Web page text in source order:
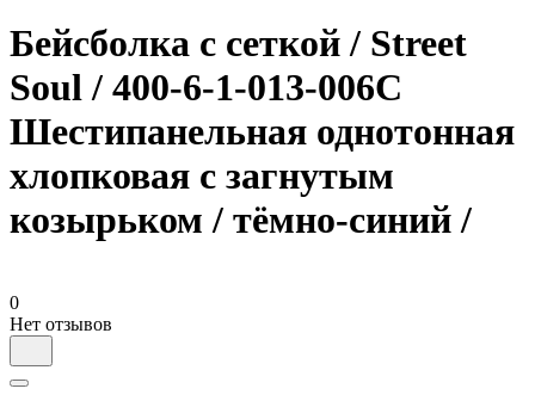
Бейсболка с сеткой / Street
Soul / 400-6-1-013-006C
Шестипанельная однотонная
хлопковая с загнутым
козырьком / тёмно-синий /
0
Нет отзывов